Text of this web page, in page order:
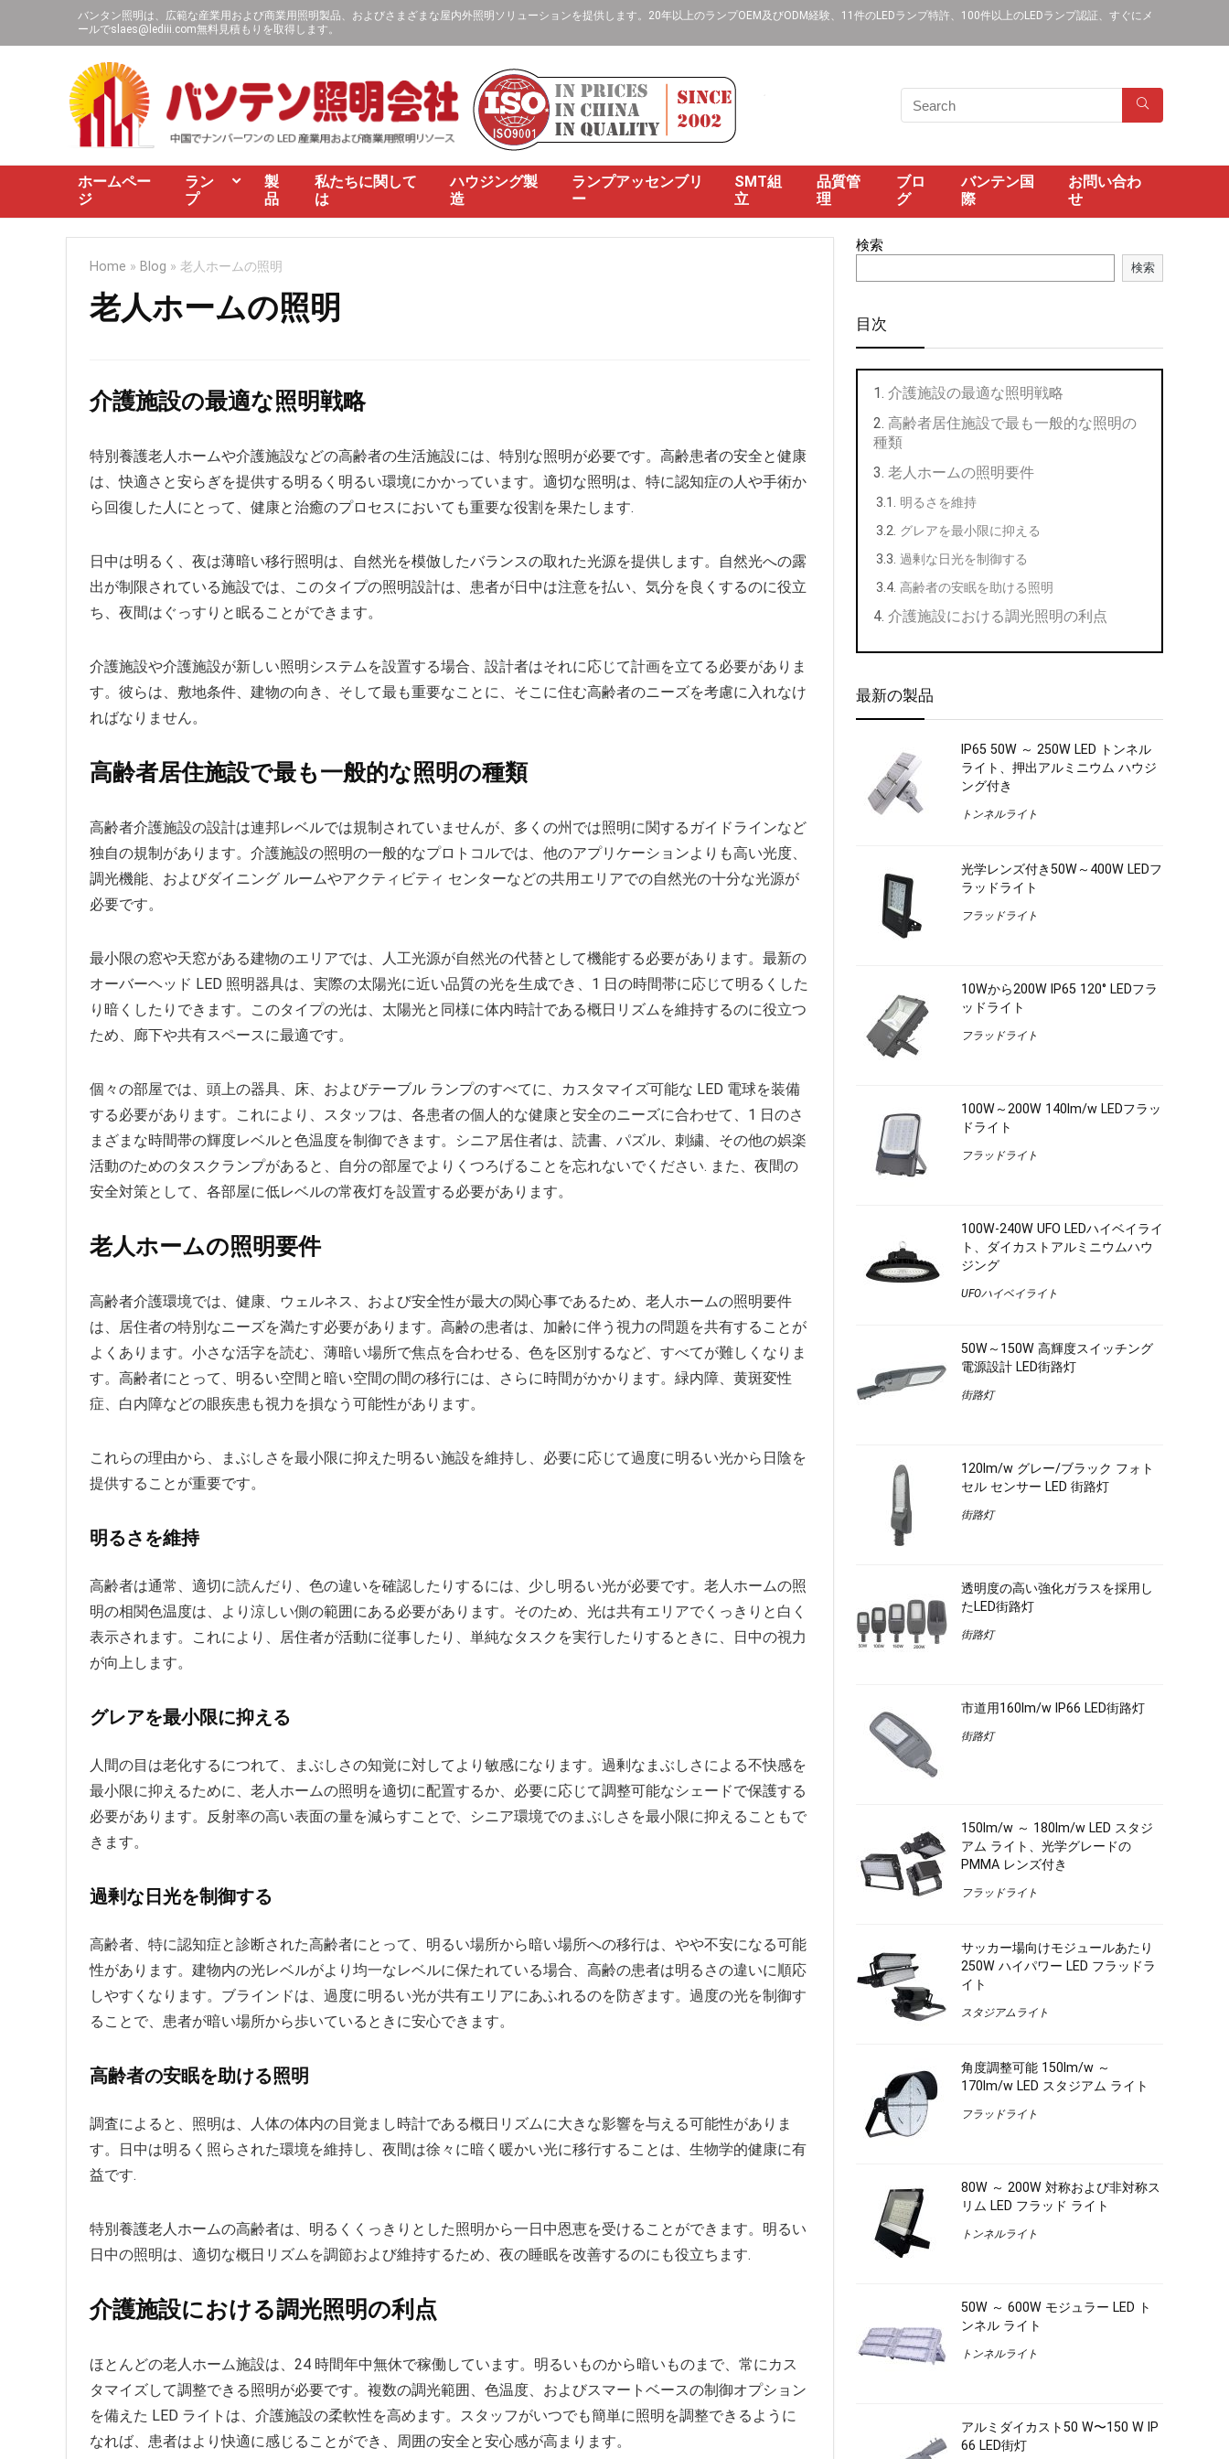
バンタン照明は、広範な産業用および商業用照明製品、およびさまざまな屋内外照明ソリューションを提供します。20年以上のランプOEM及びODM経験、11件のLEDランプ特許、100件以上のLEDランプ認証、すぐにメ
ールでslaes@lediii.com無料見積もりを取得します。
ホームペー
ジ
ラン
プ
製
品
私たちに関して
は
ハウジング製
造
ランプアッセンブリ
ー
SMT組
立
品質管
理
ブロ
グ
バンテン国
際
お問い合わ
せ
Home » Blog » 老人ホームの照明
老人ホームの照明
介護施設の最適な照明戦略
特別養護老人ホームや介護施設などの高齢者の生活施設には、特別な照明が必要です。高齢患者の安全と健康
は、快適さと安らぎを提供する明るく明るい環境にかかっています。適切な照明は、特に認知症の人や手術か
ら回復した人にとって、健康と治癒のプロセスにおいても重要な役割を果たします.
日中は明るく、夜は薄暗い移行照明は、自然光を模倣したバランスの取れた光源を提供します。自然光への露
出が制限されている施設では、このタイプの照明設計は、患者が日中は注意を払い、気分を良くするのに役立
ち、夜間はぐっすりと眠ることができます。
介護施設や介護施設が新しい照明システムを設置する場合、設計者はそれに応じて計画を立てる必要がありま
す。彼らは、敷地条件、建物の向き、そし​​て最も重要なことに、そこに住む高齢者のニーズを考慮に入れなけ
ればなりません。
高齢者居住施設で最も一般的な照明の種類
高齢者介護施設の設計は連邦レベルでは規制されていませんが、多くの州では照明に関するガイドラインなど
独自の規制があります。介護施設の照明の一般的なプロトコルでは、他のアプリケーションよりも高い光度、
調光機能、およびダイニング ルームやアクティビティ センターなどの共用エリアでの自然光の十分な光源が
必要です。
最小限の窓や天窓がある建物のエリアでは、人工光源が自然光の代替として機能する必要があります。最新の
オーバーヘッド LED 照明器具は、実際の太陽光に近い品質の光を生成でき、1 日の時間帯に応じて明るくした
り暗くしたりできます。このタイプの光は、太陽光と同様に体内時計である概日リズムを維持するのに役立つ
ため、廊下や共有スペースに最適です。
個々の部屋では、頭上の器具、床、およびテーブル ランプのすべてに、カスタマイズ可能な LED 電球を装備
する必要があります。これにより、スタッフは、各患者の個人的な健康と安全のニーズに合わせて、1 日のさ
まざまな時間帯の輝度レベルと色温度を制御できます。シニア居住者は、読書、パズル、刺繍、その他の娯楽
活動のためのタスクランプがあると、自分の部屋でよりくつろげることを忘れないでください. また、夜間の
安全対策として、各部屋に低レベルの常夜灯を設置する必要があります。
老人ホームの照明要件
高齢者介護環境では、健康、ウェルネス、および安全性が最大の関心事であるため、老人ホームの照明要件
は、居住者の特別なニーズを満たす必要があります。高齢の患者は、加齢に伴う視力の問題を共有することが
よくあります。小さな活字を読む、薄暗い場所で焦点を合わせる、色を区別するなど、すべてが難しくなりま
す。高齢者にとって、明るい空間と暗い空間の間の移行には、さらに時間がかかります。緑内障、黄斑変性
症、白内障などの眼疾患も視力を損なう可能性があります。
これらの理由から、まぶしさを最小限に抑えた明るい施設を維持し、必要に応じて過度に明るい光から日陰を
提供することが重要です。
明るさを維持
高齢者は通常、適切に読んだり、色の違いを確認したりするには、少し明るい光が必要です。老人ホームの照
明の相関色温度は、より涼しい側の範囲にある必要があります。そのため、光は共有エリアでくっきりと白く
表示されます。これにより、居住者が活動に従事したり、単純なタスクを実行したりするときに、日中の視力
が向上します。
グレアを最小限に抑える
人間の目は老化するにつれて、まぶしさの知覚に対してより敏感になります。過剰なまぶしさによる不快感を
最小限に抑えるために、老人ホームの照明を適切に配置するか、必要に応じて調整可能なシェードで保護する
必要があります。反射率の高い表面の量を減らすことで、シニア環境でのまぶしさを最小限に抑えることもで
きます。
過剰な日光を制御する
高齢者、特に認知症と診断された高齢者にとって、明るい場所から暗い場所への移行は、やや不安になる可能
性があります。建物内の光レベルがより均一なレベルに保たれている場合、高齢の患者は明るさの違いに順応
しやすくなります。ブラインドは、過度に明るい光が共有エリアにあふれるのを防ぎます。過度の光を制御す
ることで、患者が暗い場所から歩いているときに安心できます。
高齢者の安眠を助ける照明
調査によると、照明は、人体の体内の目覚まし時計である概日リズムに大きな影響を与える可能性がありま
す。日中は明るく照らされた環境を維持し、夜間は徐々に暗く暖かい光に移行することは、生物学的健康に有
益です.
特別養護老人ホームの高齢者は、明るくくっきりとした照明から一日中恩恵を受けることができます。明るい
日中の照明は、適切な概日リズムを調節および維持するため、夜の睡眠を改善するのにも役立ちます.
介護施設における調光照明の利点
ほとんどの老人ホーム施設は、24 時間年中無休で稼働しています。明るいものから暗いものまで、常にカス
タマイズして調整できる照明が必要です。複数の調光範囲、色温度、およびスマートベースの制御オプション
を備えた LED ライトは、介護施設の柔軟性を高めます。スタッフがいつでも簡単に照明を調整できるように
なれば、患者はより快適に感じることができ、周囲の安全と安心感が高まります。
検索
検索
目次
介護施設の最適な照明戦略
高齢者居住施設で最も一般的な照明の
種類
老人ホームの照明要件
明るさを維持
グレアを最小限に抑える
過剰な日光を制御する
高齢者の安眠を助ける照明
介護施設における調光照明の利点
最新の製品
IP65 50W ～ 250W LED トンネル
ライト、押出アルミニウム ハウジ
ング付き
トンネルライト
光学レンズ付き50W～400W LEDフ
ラッドライト
フラッドライト
10Wから200W IP65 120° LEDフラ
ッドライト
フラッドライト
100W～200W 140lm/w LEDフラッ
ドライト
フラッドライト
100W-240W UFO LEDハイベイライ
ト、ダイカストアルミニウムハウ
ジング
UFOハイベイライト
50W～150W 高輝度スイッチング
電源設計 LED街路灯
街路灯
120lm/w グレー/ブラック フォト
セル センサー LED 街路灯
街路灯
透明度の高い強化ガラスを採用し
たLED街路灯
街路灯
市道用160lm/w IP66 LED街路灯
街路灯
150lm/w ～ 180lm/w LED スタジ
アム ライト、光学グレードの
PMMA レンズ付き
フラッドライト
サッカー場向けモジュールあたり
250W ハイパワー LED フラッドラ
イト
スタジアムライト
角度調整可能 150lm/w ～
170lm/w LED スタジアム ライト
フラッドライト
80W ～ 200W 対称および非対称ス
リム LED フラッド ライト
トンネルライト
50W ～ 600W モジュラー LED ト
ンネル ライト
トンネルライト
アルミダイカスト50 W〜150 W IP
66 LED街灯